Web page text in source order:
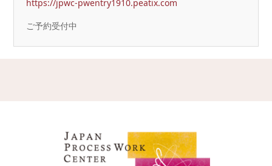
https://jpwc-pwentry1910.peatix.com
ご予約受付中